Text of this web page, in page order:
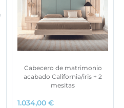
Cabecero de matrimonio
acabado California/iris + 2
mesitas
1.034,00 €